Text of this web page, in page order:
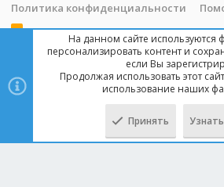
Политика конфиденциальности
R
Copyright © 2014 - 2025, mipped.com. Все
копировании материала с сайта, обратная
На данном сайте используются
персонализировать контент и
если Вы
Продолжая использовать этот
использование наших
Принять